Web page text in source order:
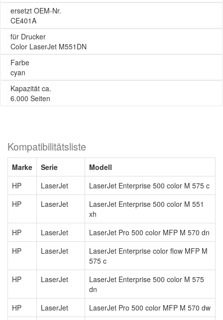
ersetzt OEM-Nr.
CE401A
für Drucker
Color LaserJet M551DN
Farbe
cyan
Kapazität ca.
6.000 Seiten
Kompatibilitätsliste
Marke Serie
Modell
HP
LaserJet
LaserJet Enterprise 500 color M 575 c
HP
LaserJet
LaserJet Enterprise 500 color M 551
xh
HP
LaserJet
LaserJet Pro 500 color MFP M 570 dn
HP
LaserJet
LaserJet Enterprise color flow MFP M
575 c
HP
LaserJet
LaserJet Enterprise 500 color M 575
dn
HP
LaserJet
LaserJet Pro 500 color MFP M 570 dw